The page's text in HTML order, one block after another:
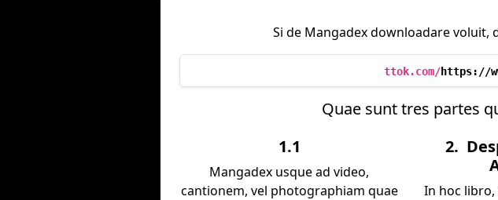
Si de Mangadex downloadare
ttok.com/https://
Quae sunt tres partes
1.1
Mangadex usque ad video,
cantionem, vel photographiam quae
2.
In hoc libro,